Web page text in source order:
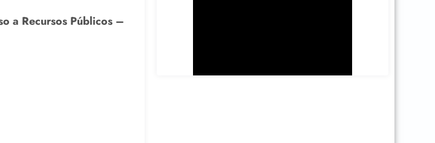
a Recursos Públicos –